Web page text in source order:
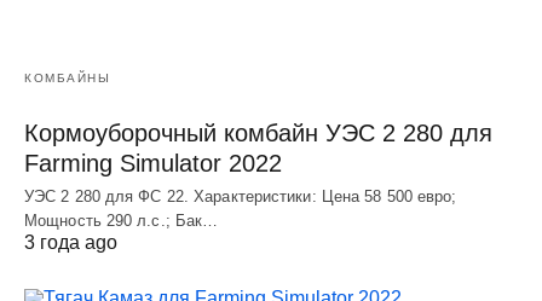
КОМБАЙНЫ
Кормоуборочный комбайн УЭC 2 280 для
Farming Simulator 2022
УЭC 2 280 для ФС 22. Характеристики: Цена 58 500 евро;
Мощность 290 л.с.; Бак…
3 года ago